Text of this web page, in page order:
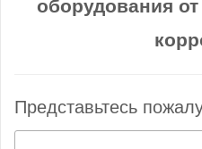
оборудования
Представьтесь